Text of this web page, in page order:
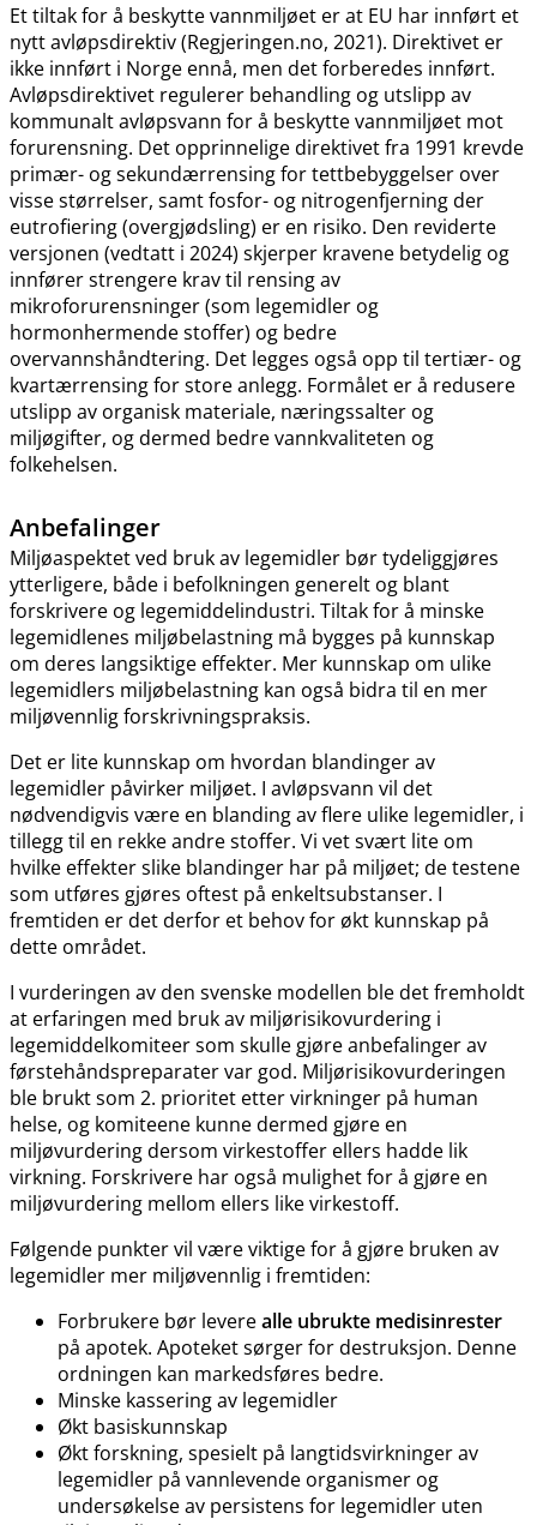
Et tiltak for å beskytte vannmiljøet er at EU har innført et
nytt avløpsdirektiv (Regjeringen.no, 2021). Direktivet er
ikke innført i Norge ennå, men det forberedes innført.
Avløpsdirektivet regulerer behandling og utslipp av
kommunalt avløpsvann for å beskytte vannmiljøet mot
forurensning. Det opprinnelige direktivet fra 1991 krevde
primær- og sekundærrensing for tettbebyggelser over
visse størrelser, samt fosfor- og nitrogenfjerning der
eutrofiering (overgjødsling) er en risiko. Den reviderte
versjonen (vedtatt i 2024) skjerper kravene betydelig og
innfører strengere krav til rensing av
mikroforurensninger (som legemidler og
hormonhermende stoffer) og bedre
overvannshåndtering. Det legges også opp til tertiær- og
kvartærrensing for store anlegg. Formålet er å redusere
utslipp av organisk materiale, næringssalter og
miljøgifter, og dermed bedre vannkvaliteten og
folkehelsen.
Anbefalinger
Miljøaspektet ved bruk av legemidler bør tydeliggjøres
ytterligere, både i befolkningen generelt og blant
forskrivere og legemiddelindustri. Tiltak for å minske
legemidlenes miljøbelastning må bygges på kunnskap
om deres langsiktige effekter. Mer kunnskap om ulike
legemidlers miljøbelastning kan også bidra til en mer
miljøvennlig forskrivningspraksis.
Det er lite kunnskap om hvordan blandinger av
legemidler påvirker miljøet. I avløpsvann vil det
nødvendigvis være en blanding av flere ulike legemidler, i
tillegg til en rekke andre stoffer. Vi vet svært lite om
hvilke effekter slike blandinger har på miljøet; de testene
som utføres gjøres oftest på enkeltsubstanser. I
fremtiden er det derfor et behov for økt kunnskap på
dette området.
I vurderingen av den svenske modellen ble det fremholdt
at erfaringen med bruk av miljørisikovurdering i
legemiddelkomiteer som skulle gjøre anbefalinger av
førstehåndspreparater var god. Miljørisikovurderingen
ble brukt som 2. prioritet etter virkninger på human
helse, og komiteene kunne dermed gjøre en
miljøvurdering dersom virkestoffer ellers hadde lik
virkning. Forskrivere har også mulighet for å gjøre en
miljøvurdering mellom ellers like virkestoff.
Følgende punkter vil være viktige for å gjøre bruken av
legemidler mer miljøvennlig i fremtiden:
Forbrukere bør leverealle ubrukte medisinrester
på apotek. Apoteket sørger for destruksjon. Denne
ordningen kan markedsføres bedre.
Minske kassering av legemidler
Økt basiskunnskap
Økt forskning, spesielt på langtidsvirkninger av
legemidler på vannlevende organismer og
undersøkelse av persistens for legemidler uten